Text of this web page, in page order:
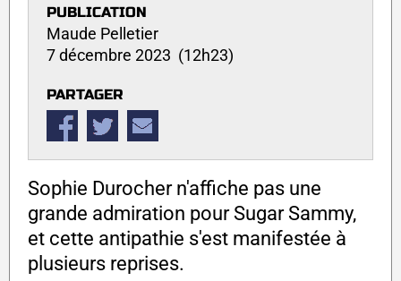
PUBLICATION
Maude Pelletier
7 décembre 2023 (12h23)
PARTAGER
Sophie Durocher n'affiche pas une
grande admiration pour Sugar Sammy,
et cette antipathie s'est manifestée à
plusieurs reprises.